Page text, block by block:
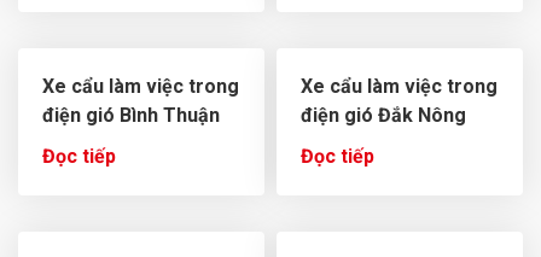
Xe cẩu làm việc trong
điện gió Bình Thuận
Đọc tiếp
Xe cẩu làm việc trong
điện gió Đắk Nông
Đọc tiếp